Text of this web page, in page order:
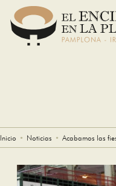
content
Inicio Noticias Acabamos las